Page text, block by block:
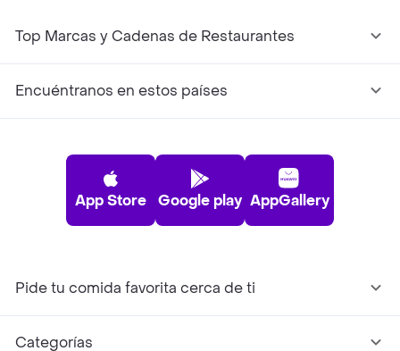
Top Marcas y Cadenas de Restaurantes
Encuéntranos en estos países
App Store Google play AppGallery
Pide tu comida favorita cerca de ti
Categorías